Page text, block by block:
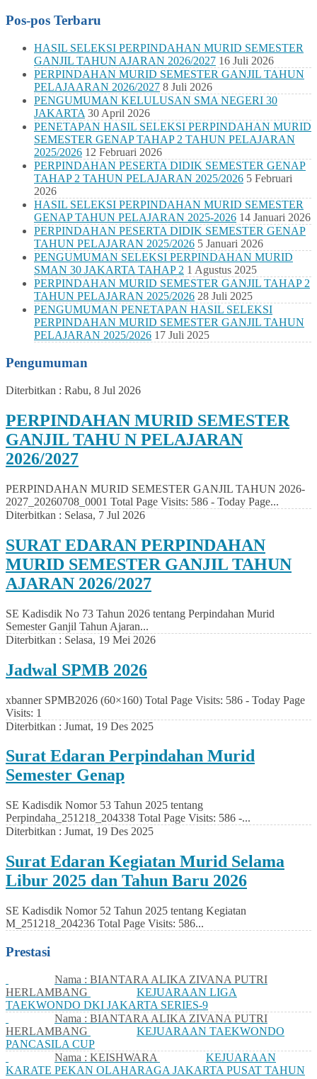
Pos-pos Terbaru
HASIL SELEKSI PERPINDAHAN MURID SEMESTER
GANJIL TAHUN AJARAN 2026/2027 16 Juli 2026
PERPINDAHAN MURID SEMESTER GANJIL TAHUN
PELAJAARAN 2026/2027 8 Juli 2026
PENGUMUMAN KELULUSAN SMA NEGERI 30
JAKARTA 30 April 2026
PENETAPAN HASIL SELEKSI PERPINDAHAN MURID
SEMESTER GENAP TAHAP 2 TAHUN PELAJARAN
2025/2026 12 Februari 2026
PERPINDAHAN PESERTA DIDIK SEMESTER GENAP
TAHAP 2 TAHUN PELAJARAN 2025/2026 5 Februari
2026
HASIL SELEKSI PERPINDAHAN MURID SEMESTER
GENAP TAHUN PELAJARAN 2025-2026 14 Januari 2026
PERPINDAHAN PESERTA DIDIK SEMESTER GENAP
TAHUN PELAJARAN 2025/2026 5 Januari 2026
PENGUMUMAN SELEKSI PERPINDAHAN MURID
SMAN 30 JAKARTA TAHAP 2 1 Agustus 2025
PERPINDAHAN MURID SEMESTER GANJIL TAHAP 2
TAHUN PELAJARAN 2025/2026 28 Juli 2025
PENGUMUMAN PENETAPAN HASIL SELEKSI
PERPINDAHAN MURID SEMESTER GANJIL TAHUN
PELAJARAN 2025/2026 17 Juli 2025
Pengumuman
Diterbitkan : Rabu, 8 Jul 2026
PERPINDAHAN MURID SEMESTER
GANJIL TAHU N PELAJARAN
2026/2027
PERPINDAHAN MURID SEMESTER GANJIL TAHUN 2026-
2027_20260708_0001 Total Page Visits: 586 - Today Page...
Diterbitkan : Selasa, 7 Jul 2026
SURAT EDARAN PERPINDAHAN
MURID SEMESTER GANJIL TAHUN
AJARAN 2026/2027
SE Kadisdik No 73 Tahun 2026 tentang Perpindahan Murid
Semester Ganjil Tahun Ajaran...
Diterbitkan : Selasa, 19 Mei 2026
Jadwal SPMB 2026
xbanner SPMB2026 (60×160) Total Page Visits: 586 - Today Page
Visits: 1
Diterbitkan : Jumat, 19 Des 2025
Surat Edaran Perpindahan Murid
Semester Genap
SE Kadisdik Nomor 53 Tahun 2025 tentang
Perpindaha_251218_204338 Total Page Visits: 586 -...
Diterbitkan : Jumat, 19 Des 2025
Surat Edaran Kegiatan Murid Selama
Libur 2025 dan Tahun Baru 2026
SE Kadisdik Nomor 52 Tahun 2025 tentang Kegiatan
M_251218_204236 Total Page Visits: 586...
Prestasi
Nama : BIANTARA ALIKA ZIVANA PUTRI
HERLAMBANG
KEJUARAAN LIGA
TAEKWONDO DKI JAKARTA SERIES-9
Nama : BIANTARA ALIKA ZIVANA PUTRI
HERLAMBANG
KEJUARAAN TAEKWONDO
PANCASILA CUP
Nama : KEISHWARA
KEJUARAAN
KARATE PEKAN OLAHARAGA JAKARTA PUSAT TAHUN